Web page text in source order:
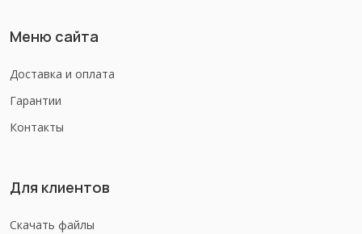
Меню сайта
Доставка и оплата
Гарантии
Контакты
Для клиентов
Скачать файлы